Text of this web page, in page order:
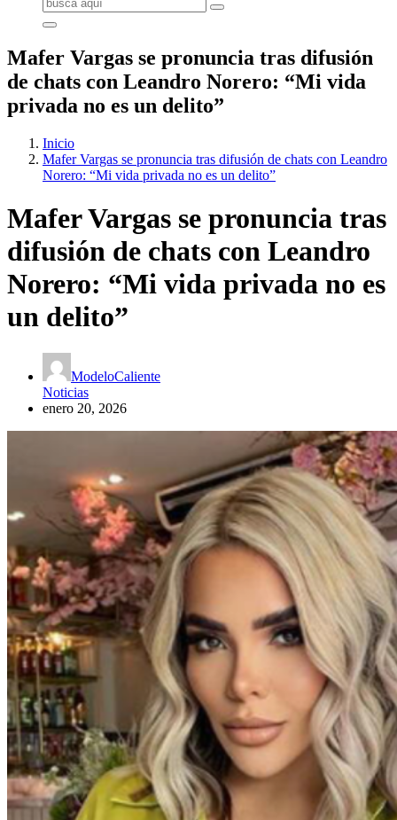
Mafer Vargas se pronuncia tras difusión
de chats con Leandro Norero: “Mi vida
privada no es un delito”
Inicio
Mafer Vargas se pronuncia tras difusión de chats con Leandro
Norero: “Mi vida privada no es un delito”
Mafer Vargas se pronuncia tras
difusión de chats con Leandro
Norero: “Mi vida privada no es
un delito”
ModeloCaliente
Noticias
enero 20, 2026